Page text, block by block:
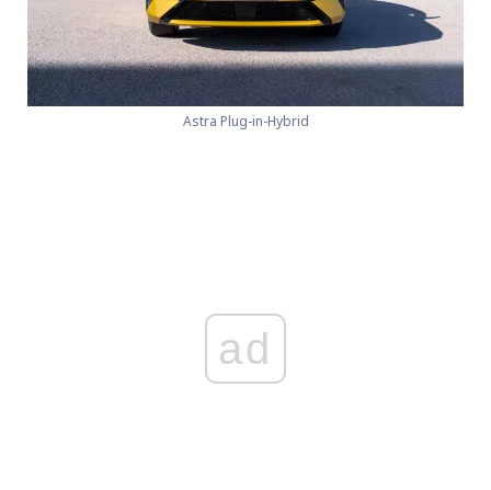
Astra Plug-in-Hybrid
ad